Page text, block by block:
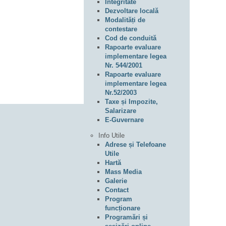
Integritate
Dezvoltare locală
Modalități de
contestare
Cod de conduită
Rapoarte evaluare
implementare legea
Nr. 544/2001
Rapoarte evaluare
implementare legea
Nr.52/2003
Taxe și Impozite,
Salarizare
E-Guvernare
Info Utile
Adrese și Telefoane
Utile
Hartă
Mass Media
Galerie
Contact
Program
funcționare
Programări și